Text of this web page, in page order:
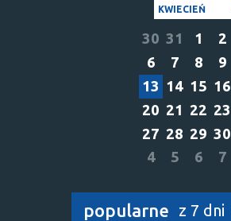
KWIECIEŃ
30 31 1 2
6
7 8 9
13 14 15 16
20 21 22 23
27 28 29 30
4
5 6 7
popularne z 7 dni